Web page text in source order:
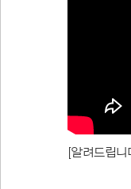
[알려드립니